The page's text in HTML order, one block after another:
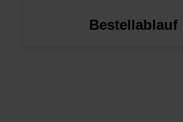
Bestellablauf